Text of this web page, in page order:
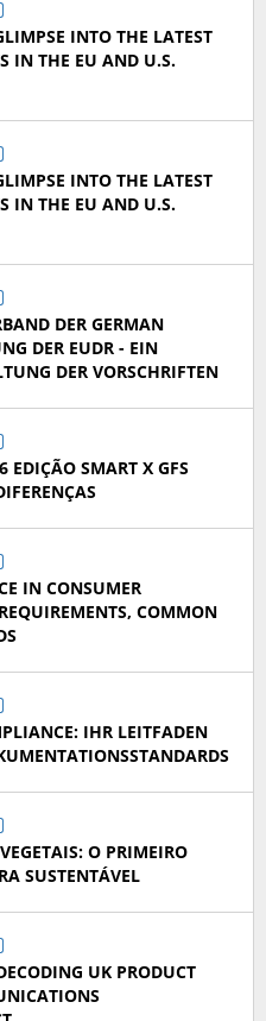
INTO THE LATEST
IN THE EU AND U.S.
INTO THE LATEST
IN THE EU AND U.S.
DER GERMAN
DER EUDR - EIN
DER VORSCHRIFTEN
EDIÇÃO SMART X GFS
IN CONSUMER
COMMON
IHR LEITFADEN
O PRIMEIRO
SUSTENTÁVEL
UK PRODUCT